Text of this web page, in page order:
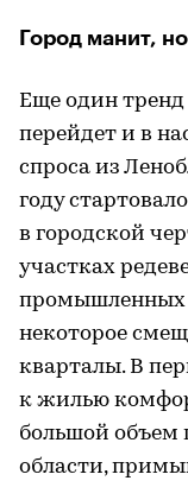
Город манит,
Еще один тренд
перейдет и в
спроса из
году
в городской
участках
промышленных
некоторое
кварталы. В
к жилью
большой объем
области,